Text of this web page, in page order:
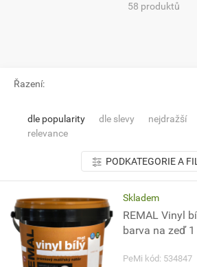
58 produktů
Řazení:
dle popularity dle slevy nejdražší
relevance
PODKATEGORIE A
Skladem
REMAL Vinyl
barva na zeď 1
PeMi kód: 534847